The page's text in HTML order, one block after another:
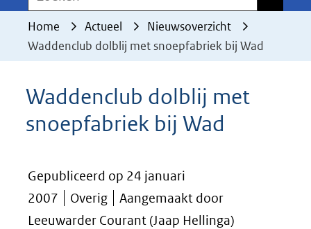
geweigerd.
Home Actueel
Nieuwsoverzicht
Waddenclub dolblij met snoepfabriek bij Wad
Waddenclub dolblij met
snoepfabriek bij Wad
Gepubliceerd op 24 januari
2007
Overig
Aangemaakt door
Leeuwarder Courant (Jaap Hellinga)